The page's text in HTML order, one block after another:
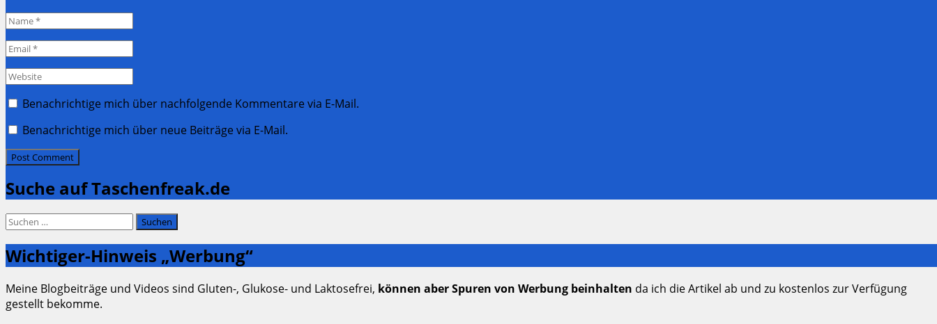
Name
Email
Website
Benachrichtige mich über nachfolgende Kommentare via E-Mail.
Benachrichtige mich über neue Beiträge via E-Mail.
Suche auf Taschenfreak.de
Suchen
Wichtiger-Hinweis „Werbung“
Meine Blogbeiträge und Videos sind Gluten-, Glukose- und Laktosefrei, können aber Spuren von Werbung beinhalten da ich die Artikel ab und zu kostenlos zur Verfügung
gestellt bekomme.